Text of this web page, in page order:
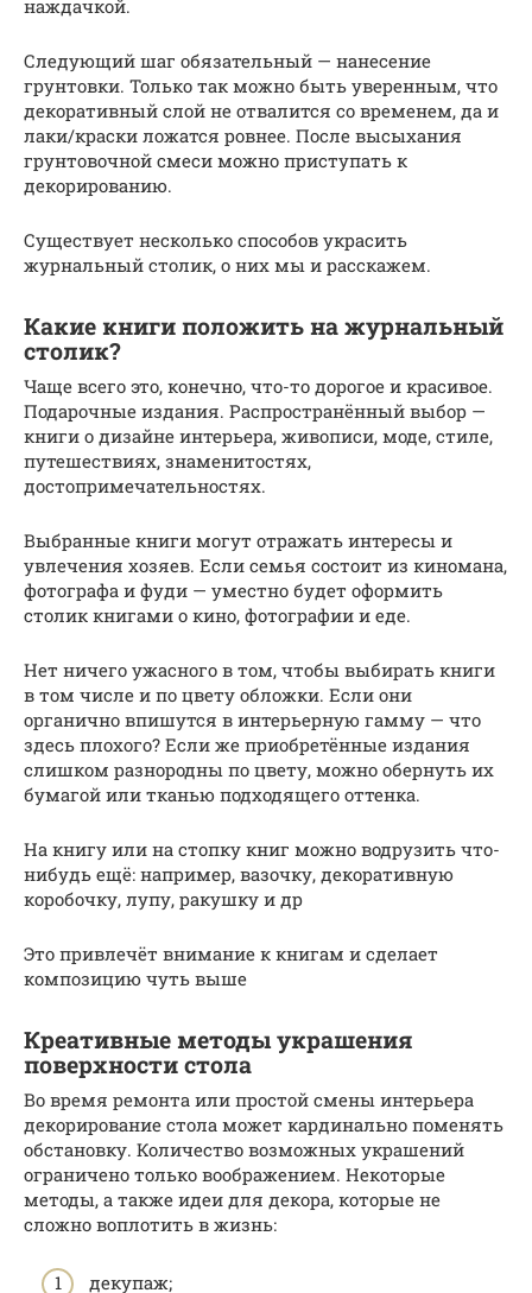
наждачкой.
Следующий шаг обязательный — нанесение
грунтовки. Только так можно быть уверенным, что
декоративный слой не отвалится со временем, да и
лаки/краски ложатся ровнее. После высыхания
грунтовочной смеси можно приступать к
декорированию.
Существует несколько способов украсить
журнальный столик, о них мы и расскажем.
Какие книги положить на журнальный
столик?
Чаще всего это, конечно, что-то дорогое и красивое.
Подарочные издания. Распространённый выбор —
книги о дизайне интерьера, живописи, моде, стиле,
путешествиях, знаменитостях,
достопримечательностях.
Выбранные книги могут отражать интересы и
увлечения хозяев. Если семья состоит из киномана,
фотографа и фуди — уместно будет оформить
столик книгами о кино, фотографии и еде.
Нет ничего ужасного в том, чтобы выбирать книги
в том числе и по цвету обложки. Если они
органично впишутся в интерьерную гамму — что
здесь плохого? Если же приобретённые издания
слишком разнородны по цвету, можно обернуть их
бумагой или тканью подходящего оттенка.
На книгу или на стопку книг можно водрузить что-
нибудь ещё: например, вазочку, декоративную
коробочку, лупу, ракушку и др
Это привлечёт внимание к книгам и сделает
композицию чуть выше
Креативные методы украшения
поверхности стола
Во время ремонта или простой смены интерьера
декорирование стола может кардинально поменять
обстановку. Количество возможных украшений
ограничено только воображением. Некоторые
методы, а также идеи для декора, которые не
сложно воплотить в жизнь:
декупаж;